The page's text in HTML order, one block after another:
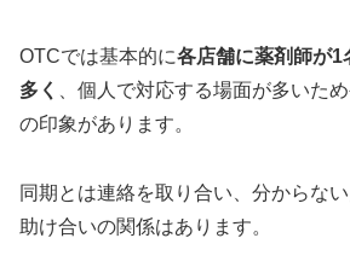
OTCでは基本的に各店舗に薬剤師が1
多く
、個人で対応する場面が多いた
の印象があります。
同期とは連絡を取り合い、分からな
助け合いの関係はあります。